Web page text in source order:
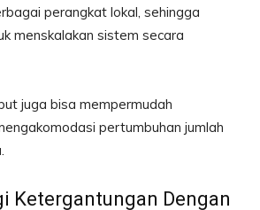
perangkat lokal, sehingga
menskalakan sistem secara
juga bisa mempermudah
pertumbuhan jumlah
Ketergantungan Dengan